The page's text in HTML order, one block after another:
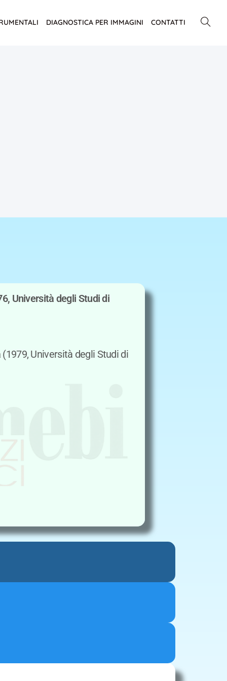
DIAGNOSTICA PER IMMAGINI CONTATTI
Università degli Studi di
(1979, Università degli Studi di